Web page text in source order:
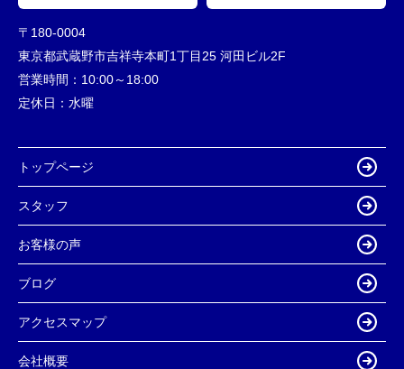
〒180-0004
東京都武蔵野市吉祥寺本町1丁目25 河田ビル2F
営業時間： 10:00～18:00
定休日： 水曜
トップページ
スタッフ
お客様の声
ブログ
アクセスマップ
会社概要